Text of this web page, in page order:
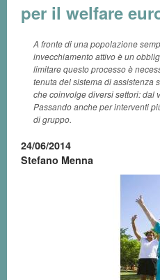
per il welfare
A fronte di una popolazione
invecchiamento attivo è un
limitare questo processo è
tenuta del sistema di assistenza
che coinvolge diversi settori: dal
Passando anche per interventi
di gruppo.
24/06/2014
Stefano Menna